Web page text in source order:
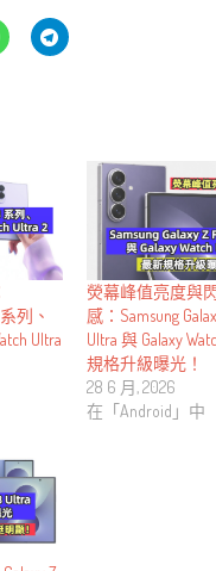
列、
Ultra
熒幕峰值亮度與
感：Samsung
Ultra 與 Galaxy
規格升級曝光！
28 6 月, 2026
在「Android」中